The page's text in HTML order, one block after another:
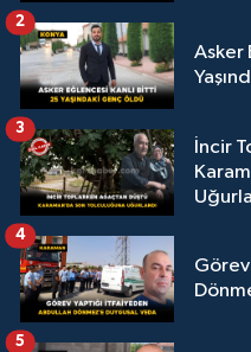
Asker
2
İncir
3
4
5